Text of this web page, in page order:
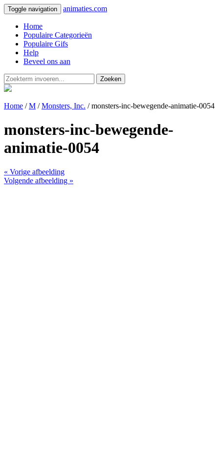
Toggle navigation animaties.com
Home
Populaire Categorieën
Populaire Gifs
Help
Beveel ons aan
Zoeken
Home /M /Monsters, Inc. / monsters-inc-bewegende-animatie-0054
monsters-inc-bewegende-
animatie-0054
« Vorige afbeelding
Volgende afbeelding »